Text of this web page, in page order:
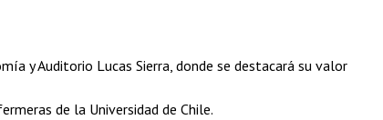
y Auditorio Lucas Sierra, donde se destacará su valor
de la Universidad de Chile.